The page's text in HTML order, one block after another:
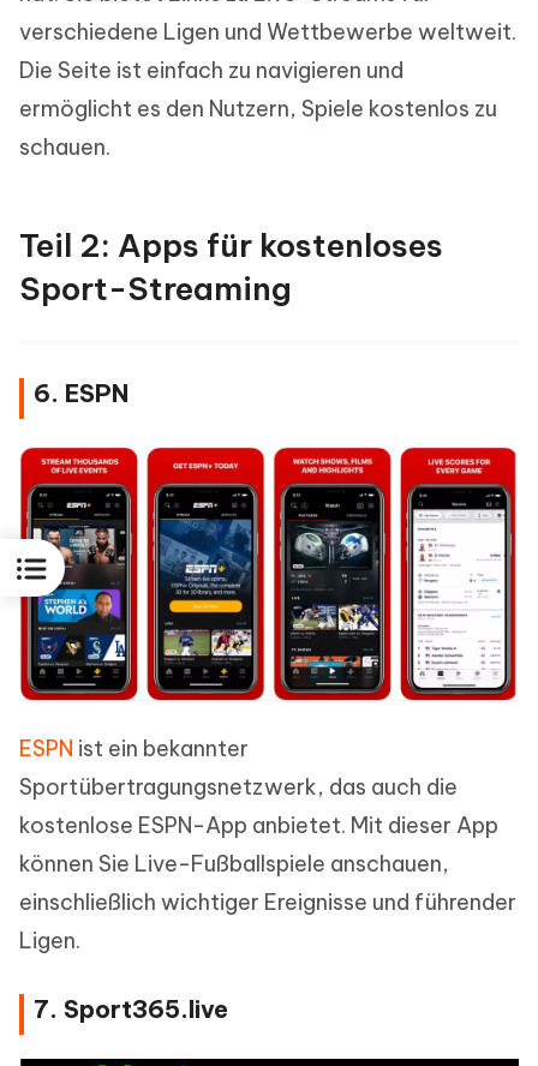
verschiedene Ligen und Wettbewerbe weltweit.
Die Seite ist einfach zu navigieren und
ermöglicht es den Nutzern, Spiele kostenlos zu
schauen.
Teil 2: Apps für kostenloses
Sport-Streaming
6. ESPN
ESPN ist ein bekannter
Sportübertragungsnetzwerk, das auch die
kostenlose ESPN-App anbietet. Mit dieser App
können Sie Live-Fußballspiele anschauen,
einschließlich wichtiger Ereignisse und führender
Ligen.
7. Sport365.live